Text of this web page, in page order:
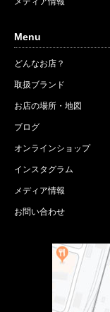
Menu
どんなお店？
取扱ブランド
お店の場所・地図
ブログ
オンラインショップ
インスタグラム
メディア情報
お問い合わせ